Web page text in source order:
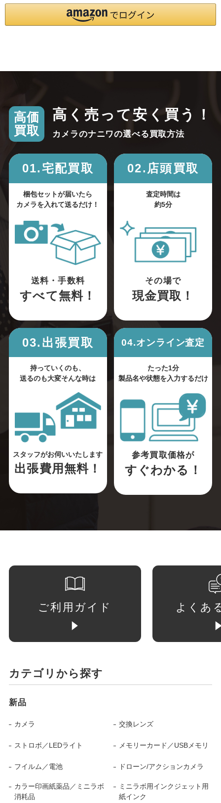
高価
買取
高く売って安く買う！
カメラのナニワの選べる買取方法
01.宅配買取
梱包セットが届いたら
カメラを入れて送るだけ！
送料・手数料
すべて無料！
02.店頭買取
査定時間は
約5分
その場で
現金買取！
03.出張買取
持っていくのも、
送るのも大変そんな時は
スタッフがお伺いいたします
出張費用無料！
04.オンライン査定
たった1分
製品名や状態を入力するだけ
参考買取価格が
すぐわかる！
ご利用ガイド よくあ
カテゴリから探す
新品
カメラ 交換レンズ
ストロボ／LEDライト メモリーカード／USBメモリ
フイルム／電池 ドローン/アクションカメラ
カラー印画紙薬品／ミニラボ
消耗品
ミニラボ用インクジェット用
紙インク